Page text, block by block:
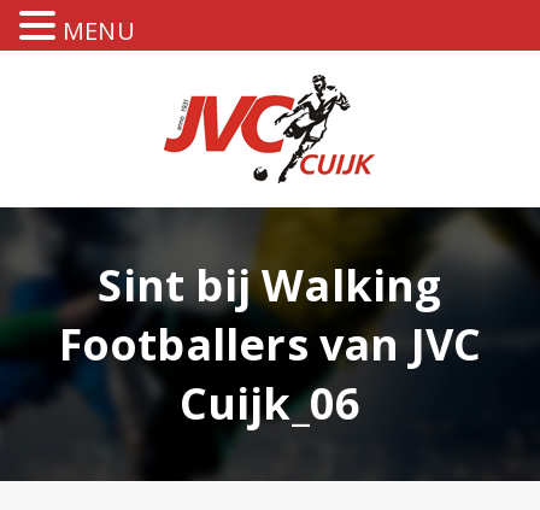
Sint bij Walking
Footballers van JVC
Cuijk_06
MENU